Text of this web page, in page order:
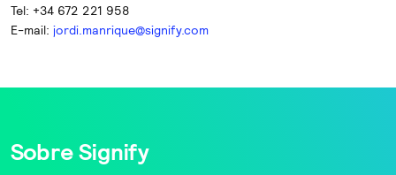
Tel: +34 672 221 958
E-mail: jordi.manrique@signify.com
Sobre Signify